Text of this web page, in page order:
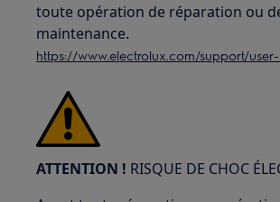
toute opération de réparation ou
maintenance.
https://www.electrolux.com/support/
ATTENTION ! RISQUE DE CHOC